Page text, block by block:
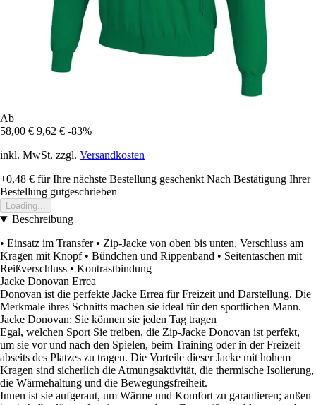
Ab
58,00 € 9,62 € -83%
inkl. MwSt. zzgl. Versandkosten
+0,48 € für Ihre nächste Bestellung geschenkt Nach Bestätigung Ihrer
Bestellung gutgeschrieben
Loading...
Beschreibung
• Einsatz im Transfer • Zip-Jacke von oben bis unten, Verschluss am
Kragen mit Knopf • Bündchen und Rippenband • Seitentaschen mit
Reißverschluss • Kontrastbindung
Jacke Donovan Errea
Donovan ist die perfekte Jacke Errea für Freizeit und Darstellung. Die
Merkmale ihres Schnitts machen sie ideal für den sportlichen Mann.
Jacke Donovan: Sie können sie jeden Tag tragen
Egal, welchen Sport Sie treiben, die Zip-Jacke Donovan ist perfekt,
um sie vor und nach den Spielen, beim Training oder in der Freizeit
abseits des Platzes zu tragen. Die Vorteile dieser Jacke mit hohem
Kragen sind sicherlich die Atmungsaktivität, die thermische Isolierung,
die Wärmehaltung und die Bewegungsfreiheit.
Innen ist sie aufgeraut, um Wärme und Komfort zu garantieren; außen